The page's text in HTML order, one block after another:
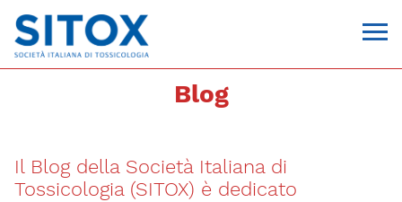
Blog
Il Blog della Società Italiana di
Tossicologia (SITOX) è dedicato